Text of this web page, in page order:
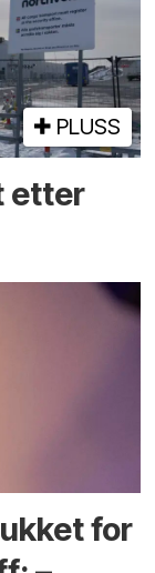
PLUSS
etter
for